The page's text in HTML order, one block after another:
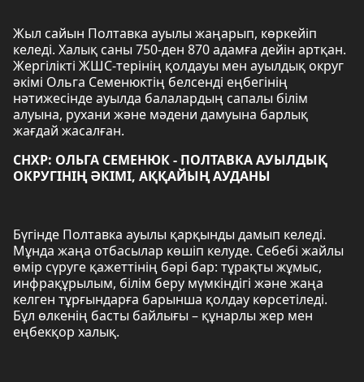
Жыл сайын Полтавка ауылы жаңарып, көркейіп
келеді. Халық саны 750-ден 870 адамға дейін артқан.
Жергілікті ЖШС-терінің қолдауы мен ауылдық округ
әкімі Ольга Семенюктің белсенді еңбегінің
нәтижесінде ауылда балалардың сапалы білім
алуына, рухани және мәдени дамуына барлық
жағдай жасалған.
СНХР: ОЛЬГА СЕМЕНЮК - ПОЛТАВКА АУЫЛДЫҚ
ОКРУГІНІҢ ӘКІМІ, АҚҚАЙЫҢ АУДАНЫ
Бүгінде Полтавка ауылы қарқынды дамып келеді.
Мұнда жаңа отбасылар көшіп келуде. Себебі жайлы
өмір сүруге қажеттінің бәрі бар: тұрақты жұмыс,
инфрақұрылым, білім беру мүмкіндігі және жаңа
келген тұрғындарға барынша қолдау көрсетіледі.
Бұл өлкенің басты байлығы – құнарлы жер мен
еңбекқор халық.